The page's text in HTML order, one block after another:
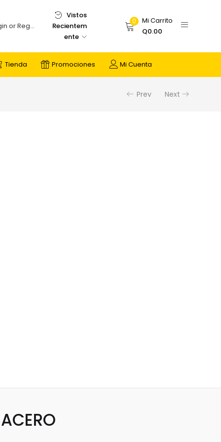
Login or Register
Vistos
Recientem
ente
0
Mi Carrito
Q0.00
Tienda Promociones Mi Cuenta
Prev Next